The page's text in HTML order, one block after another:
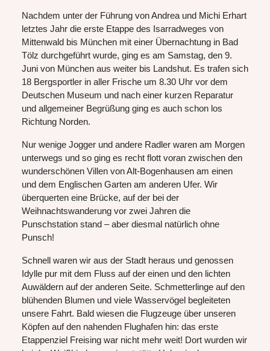
Nachdem unter der Führung von Andrea und Michi Erhart
letztes Jahr die erste Etappe des Isarradweges von
Mittenwald bis München mit einer Übernachtung in Bad
Tölz durchgeführt wurde, ging es am Samstag, den 9.
Juni von München aus weiter bis Landshut. Es trafen sich
18 Bergsportler in aller Frische um 8.30 Uhr vor dem
Deutschen Museum und nach einer kurzen Reparatur
und allgemeiner Begrüßung ging es auch schon los
Richtung Norden.
Nur wenige Jogger und andere Radler waren am Morgen
unterwegs und so ging es recht flott voran zwischen den
wunderschönen Villen von Alt-Bogenhausen am einen
und dem Englischen Garten am anderen Ufer. Wir
überquerten eine Brücke, auf der bei der
Weihnachtswanderung vor zwei Jahren die
Punschstation stand – aber diesmal natürlich ohne
Punsch!
Schnell waren wir aus der Stadt heraus und genossen
Idylle pur mit dem Fluss auf der einen und den lichten
Auwäldern auf der anderen Seite. Schmetterlinge auf den
blühenden Blumen und viele Wasservögel begleiteten
unsere Fahrt. Bald wiesen die Flugzeuge über unseren
Köpfen auf den nahenden Flughafen hin: das erste
Etappenziel Freising war nicht mehr weit! Dort wurden wir